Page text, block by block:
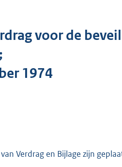
d
:
voor de
1974
Verdrag en Bijlage zijn